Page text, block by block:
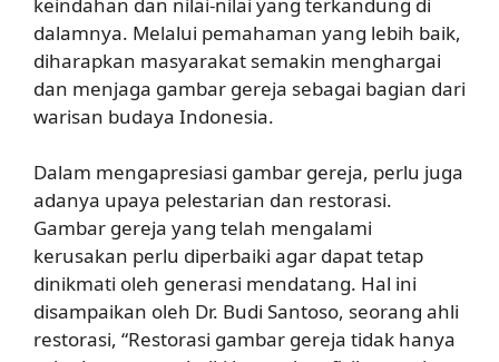
dalamnya. Melalui pemahaman yang lebih baik,
diharapkan masyarakat semakin menghargai
dan menjaga gambar gereja sebagai bagian dari
warisan budaya Indonesia.
Dalam mengapresiasi gambar gereja, perlu juga
adanya upaya pelestarian dan restorasi.
Gambar gereja yang telah mengalami
kerusakan perlu diperbaiki agar dapat tetap
dinikmati oleh generasi mendatang. Hal ini
disampaikan oleh Dr. Budi Santoso, seorang ahli
restorasi, “Restorasi gambar gereja tidak hanya